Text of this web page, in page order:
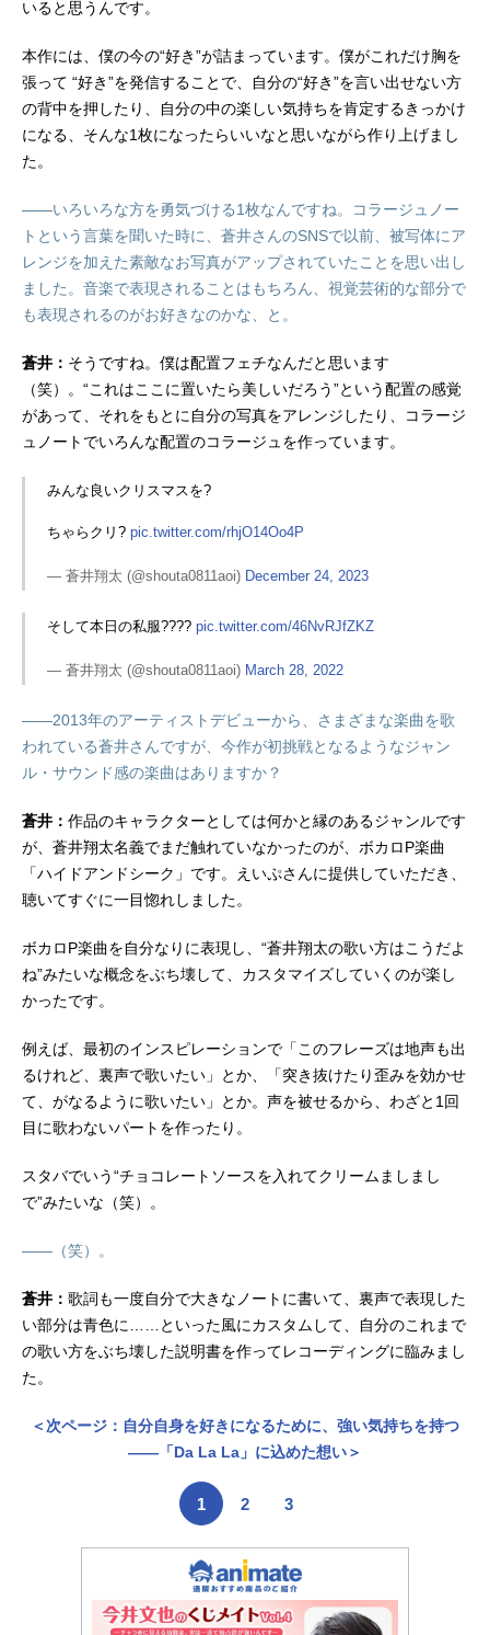
いると思うんです。
本作には、僕の今の“好き”が詰まっています。僕がこれだけ胸を
張って “好き”を発信することで、自分の“好き”を言い出せない方
の背中を押したり、自分の中の楽しい気持ちを肯定するきっかけ
になる、そんな1枚になったらいいなと思いながら作り上げまし
た。
――いろいろな方を勇気づける1枚なんですね。コラージュノー
トという言葉を聞いた時に、蒼井さんのSNSで以前、被写体にア
レンジを加えた素敵なお写真がアップされていたことを思い出し
ました。音楽で表現されることはもちろん、視覚芸術的な部分で
も表現されるのがお好きなのかな、と。
蒼井： そうですね。僕は配置フェチなんだと思います
（笑）。“これはここに置いたら美しいだろう”という配置の感覚
があって、それをもとに自分の写真をアレンジしたり、コラージ
ュノートでいろんな配置のコラージュを作っています。
みんな良いクリスマスを?
ちゃらクリ? pic.twitter.com/rhjO14Oo4P
— 蒼井翔太 (@shouta0811aoi) December 24, 2023
そして本日の私服???? pic.twitter.com/46NvRJfZKZ
— 蒼井翔太 (@shouta0811aoi) March 28, 2022
――2013年のアーティストデビューから、さまざまな楽曲を歌
われている蒼井さんですが、今作が初挑戦となるようなジャン
ル・サウンド感の楽曲はありますか？
蒼井： 作品のキャラクターとしては何かと縁のあるジャンルです
が、蒼井翔太名義でまだ触れていなかったのが、ボカロP楽曲
「ハイドアンドシーク」です。えいぷさんに提供していただき、
聴いてすぐに一目惚れしました。
ボカロP楽曲を自分なりに表現し、“蒼井翔太の歌い方はこうだよ
ね”みたいな概念をぶち壊して、カスタマイズしていくのが楽し
かったです。
例えば、最初のインスピレーションで「このフレーズは地声も出
るけれど、裏声で歌いたい」とか、「突き抜けたり歪みを効かせ
て、がなるように歌いたい」とか。声を被せるから、わざと1回
目に歌わないパートを作ったり。
スタバでいう“チョコレートソースを入れてクリームましまし
で”みたいな（笑）。
――（笑）。
蒼井： 歌詞も一度自分で大きなノートに書いて、裏声で表現した
い部分は青色に……といった風にカスタムして、自分のこれまで
の歌い方をぶち壊した説明書を作ってレコーディングに臨みまし
た。
＜次ページ：自分自身を好きになるために、強い気持ちを持つ
――「Da La La」に込めた想い＞
1 2 3